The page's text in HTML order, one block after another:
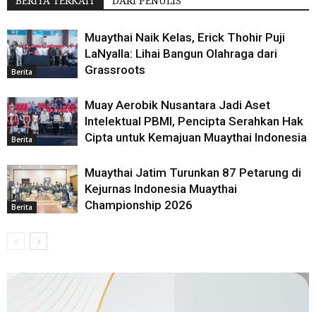
Berita
Muaythai Naik Kelas, Erick Thohir Puji
LaNyalla: Lihai Bangun Olahraga dari
Grassroots
Berita
Muay Aerobik Nusantara Jadi Aset
Intelektual PBMI, Pencipta Serahkan Hak
Cipta untuk Kemajuan Muaythai Indonesia
Berita
Muaythai Jatim Turunkan 87 Petarung di
Kejurnas Indonesia Muaythai
Championship 2026